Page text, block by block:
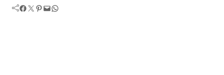
Facebook Twitter Pinterest Mail WhatsApp